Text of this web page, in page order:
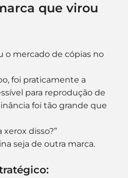
que virou
o mercado de cópias no
foi praticamente a
para reprodução de
foi tão grande que
xerox disso?”
seja de outra marca.